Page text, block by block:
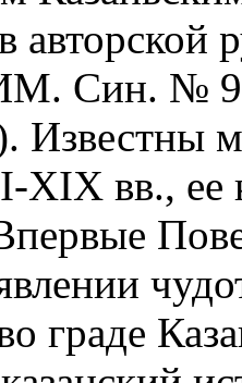
авторской
Син. №
Известны
вв., ее
граде